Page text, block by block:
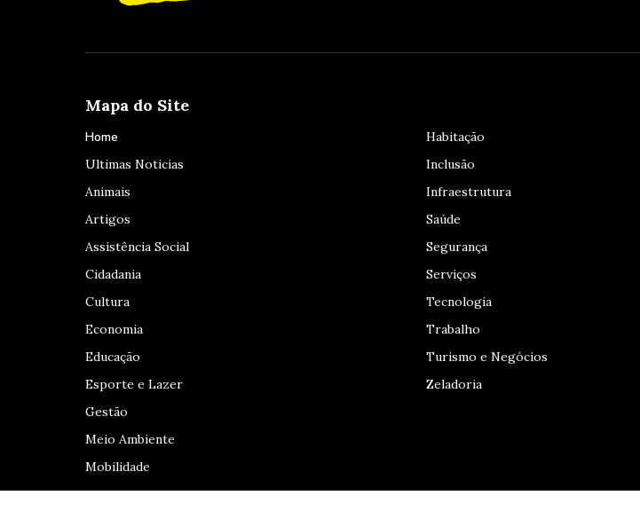
Mapa do Site
Home
Ultimas Noticias
Animais
Artigos
Assistência Social
Cidadania
Cultura
Economia
Educação
Esporte e Lazer
Gestão
Meio Ambiente
Mobilidade
Habitação
Inclusão
Infraestrutura
Saúde
Segurança
Serviços
Tecnologia
Trabalho
Turismo e Negócios
Zeladoria